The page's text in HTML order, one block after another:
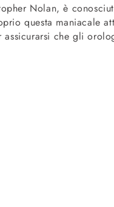
Nolan, è
questa maniacale
che gli